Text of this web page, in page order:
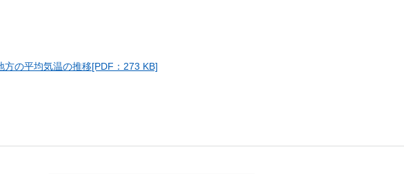
方の平均気温の推移[PDF：273 KB]